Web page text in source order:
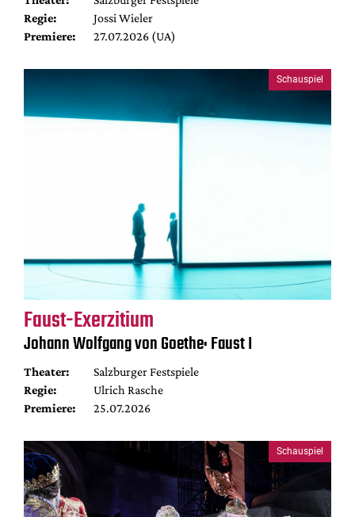
Regie:
Jossi Wieler
Premiere:
27.07.2026 (UA)
Schauspiel
Faust-Exerzitium
Johann Wolfgang von Goethe: Faust I
Theater:
Salzburger Festspiele
Regie:
Ulrich Rasche
Premiere:
25.07.2026
Schauspiel